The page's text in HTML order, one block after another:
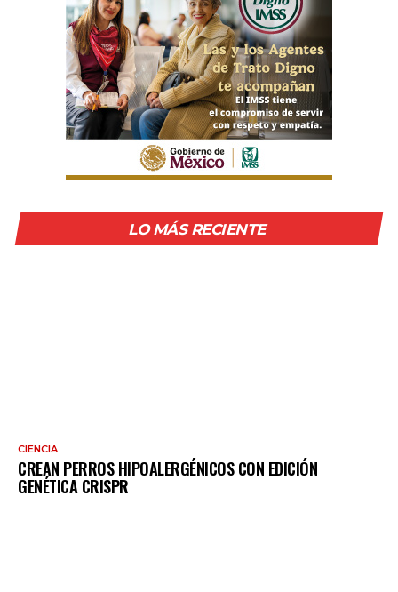
LO MÁS RECIENTE
CIENCIA
CREAN PERROS HIPOALERGÉNICOS CON EDICIÓN
GENÉTICA CRISPR